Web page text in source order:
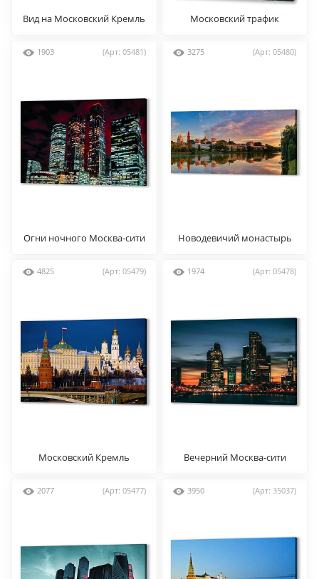
Вид на Московский Кремль
Московский трафик
1903 (Арт: 05481)
Огни ночного Москва-сити
3275 (Арт: 05480)
Новодевичий монастырь
4825 (Арт: 05479)
Московский Кремль
1974 (Арт: 05478)
Вечерний Москва-сити
2077 (Арт: 05477) 3950 (Арт: 35037)